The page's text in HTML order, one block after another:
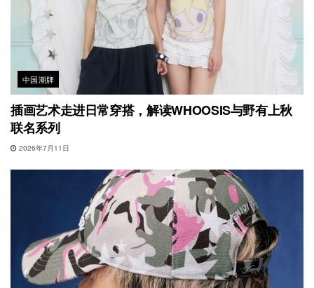
中国潮牌
插画艺术走进日常穿搭，解读WHOOSIS与野有上秋
联名系列
2026年7月11日